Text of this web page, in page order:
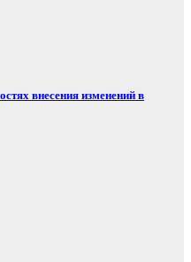
внесения изменений в